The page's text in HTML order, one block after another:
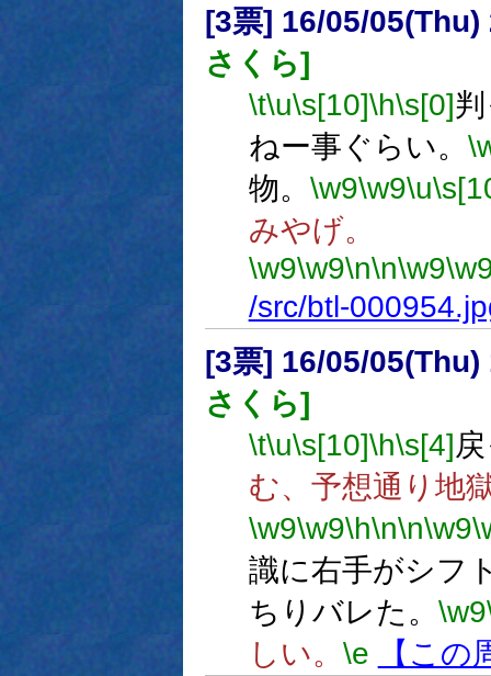
[3票] 16/05/
さくら]
\t\u\s[10]\h\s[0]
ねー事ぐらい。
物。 \w9\w9\u
みやげ。
\w9\w9\n\n\w9
/src/btl-
[3票] 16/05/
さくら]
\t\u\s[10]\h\s[4]
む、予想通り地
\w9\w9\h\n\n\w9
識に右手がシフ
ちりバレた。 \w9
しい。 \e
【この